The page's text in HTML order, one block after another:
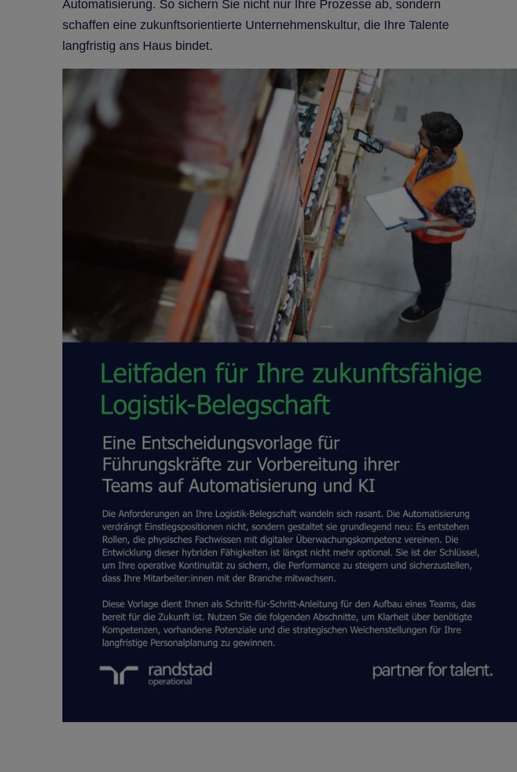
Automatisierung. So sichern Sie nicht nur Ihre Prozesse ab, sondern
schaffen eine zukunftsorientierte Unternehmenskultur, die Ihre Talente
langfristig ans Haus bindet.